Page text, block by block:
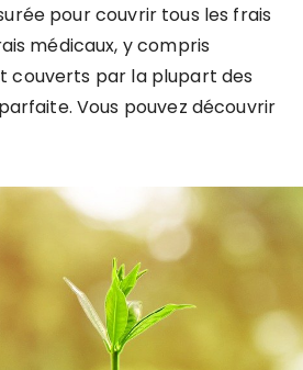
pour couvrir tous les frais
médicaux, y compris
couverts par la plupart des
Vous pouvez découvrir